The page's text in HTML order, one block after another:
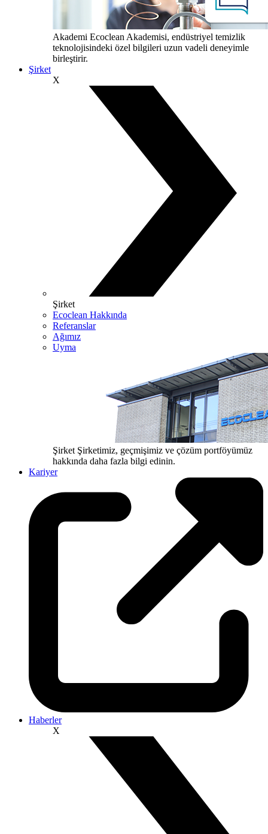
Akademi Ecoclean Akademisi, endüstriyel temizlik
teknolojisindeki özel bilgileri uzun vadeli deneyimle
birleştirir.
Şirket
X
Şirket
Ecoclean Hakkında
Referanslar
Ağımız
Uyma
Şirket Şirketimiz, geçmişimiz ve çözüm portföyümüz
hakkında daha fazla bilgi edinin.
Kariyer
Haberler
X